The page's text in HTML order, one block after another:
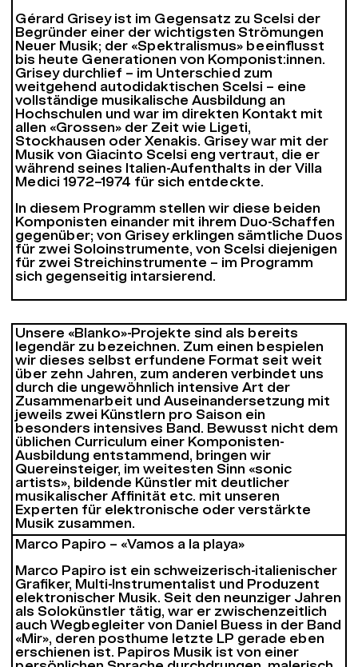
Gérard Grisey ist im Gegensatz zu Scelsi der
Begründer einer der wichtigsten Strömungen
Neuer Musik; der «Spektralismus» beeinflusst
bis heute Generationen von Komponist:innen.
Grisey durchlief – im Unterschied zum
weitgehend autodidaktischen Scelsi – eine
vollständige musikalische Ausbildung an
Hochschulen und war im direkten Kontakt mit
allen «Grossen» der Zeit wie Ligeti,
Stockhausen oder Xenakis. Grisey war mit der
Musik von Giacinto Scelsi eng vertraut, die er
während seines Italien-Aufenthalts in der Villa
Medici 1972–1974 für sich entdeckte.
In diesem Programm stellen wir diese beiden
Komponisten einander mit ihrem Duo-Schaffen
gegenüber; von Grisey erklingen sämtliche Duos
für zwei Soloinstrumente, von Scelsi diejenigen
für zwei Streichinstrumente – im Programm
sich gegenseitig intarsierend.
Unsere «Blanko»-Projekte sind als bereits
legendär zu bezeichnen. Zum einen bespielen
wir dieses selbst erfundene Format seit weit
über zehn Jahren, zum anderen verbindet uns
durch die ungewöhnlich intensive Art der
Zusammenarbeit und Auseinandersetzung mit
jeweils zwei Künstlern pro Saison ein
besonders intensives Band. Bewusst nicht dem
üblichen Curriculum einer Komponisten-
Ausbildung entstammend, bringen wir
Quereinsteiger, im weitesten Sinn «sonic
artists», bildende Künstler mit deutlicher
musikalischer Affinität etc. mit unseren
Experten für elektronische oder verstärkte
Musik zusammen.
Marco Papiro – «Vamos a la playa»
Marco Papiro ist ein schweizerisch-italienischer
Grafiker, Multi-Instrumentalist und Produzent
elektronischer Musik. Seit den neunziger Jahren
als Solokünstler tätig, war er zwischenzeitlich
auch Wegbegleiter von Daniel Buess in der Band
«Mir», deren posthume letzte LP gerade eben
erschienen ist. Papiros Musik ist von einer